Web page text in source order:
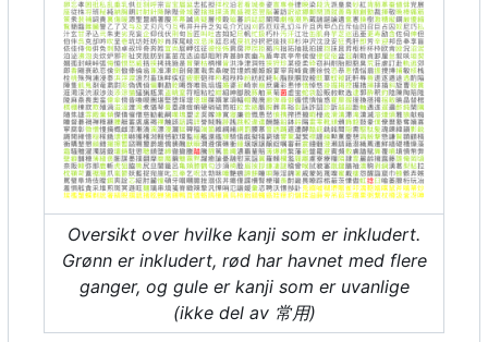
Oversikt over hvilke kanji som er inkludert.
Grønn er inkludert, rød har havnet med flere
ganger, og gule er kanji som er uvanlige
(ikke del av 常用)